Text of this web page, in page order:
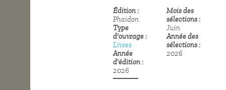
Édition
Phaidon
Type
d'ouvrage
Livres
Année
d'édition
2026
Mois des
sélections
Juin
Année des
sélections
2026